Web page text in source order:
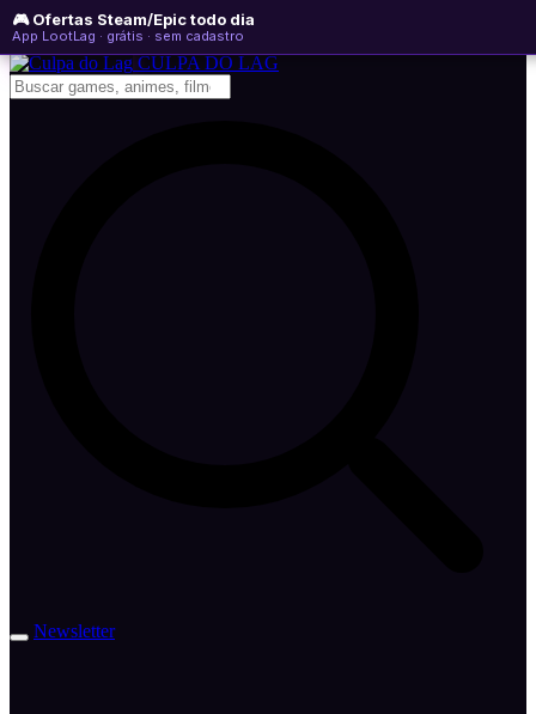
🎮 Ofertas Steam/Epic todo dia
App LootLag · grátis · sem cadastro
sábado, 08 de agosto de 2026 WhatsApp
Newsletter
CULPA DO LAG
Newsletter